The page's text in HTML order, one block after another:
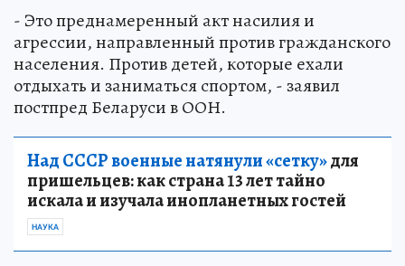
- Это преднамеренный акт насилия и
агрессии, направленный против гражданского
населения. Против детей, которые ехали
отдыхать и заниматься спортом, - заявил
постпред Беларуси в ООН.
Над СССР военные натянули «сетку»для
пришельцев: как страна 13 лет тайно
искала и изучала инопланетных гостей
НАУКА